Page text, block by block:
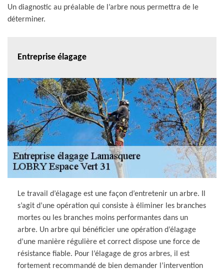
Un diagnostic au préalable de l’arbre nous permettra de le
déterminer.
Entreprise élagage
Le travail d’élagage est une façon d’entretenir un arbre. Il
s’agit d’une opération qui consiste à éliminer les branches
mortes ou les branches moins performantes dans un
arbre. Un arbre qui bénéficier une opération d’élagage
d’une manière régulière et correct dispose une force de
résistance fiable. Pour l’élagage de gros arbres, il est
fortement recommandé de bien demander l’intervention